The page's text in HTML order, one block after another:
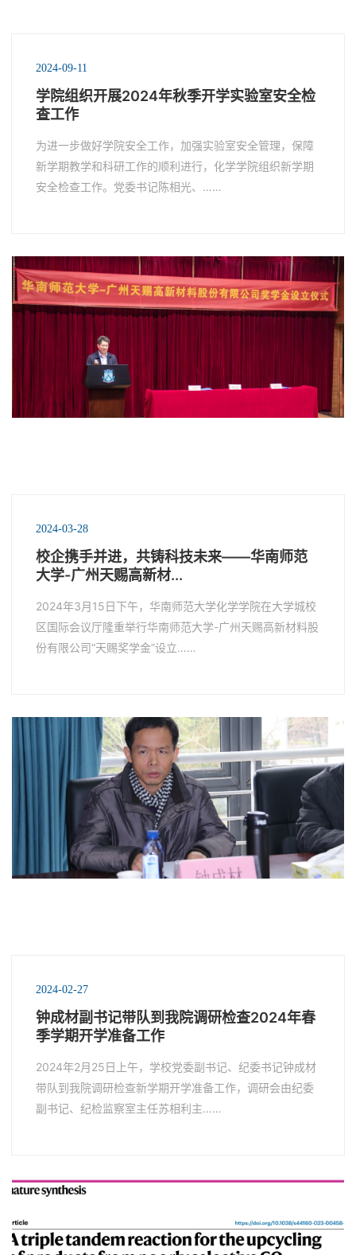
2024-09-11
学院组织开展2024年秋季开学实验室安全检
查工作
为进一步做好学院安全工作，加强实验室安全管理，保障
新学期教学和科研工作的顺利进行，化学学院组织新学期
安全检查工作。党委书记陈相光、……
2024-03-28
校企携手并进，共铸科技未来——华南师范
大学-广州天赐高新材...
2024年3月15日下午，华南师范大学化学学院在大学城校
区国际会议厅隆重举行华南师范大学-广州天赐高新材料股
份有限公司“天赐奖学金”设立……
2024-02-27
钟成材副书记带队到我院调研检查2024年春
季学期开学准备工作
2024年2月25日上午，学校党委副书记、纪委书记钟成材
带队到我院调研检查新学期开学准备工作，调研会由纪委
副书记、纪检监察室主任苏相利主……